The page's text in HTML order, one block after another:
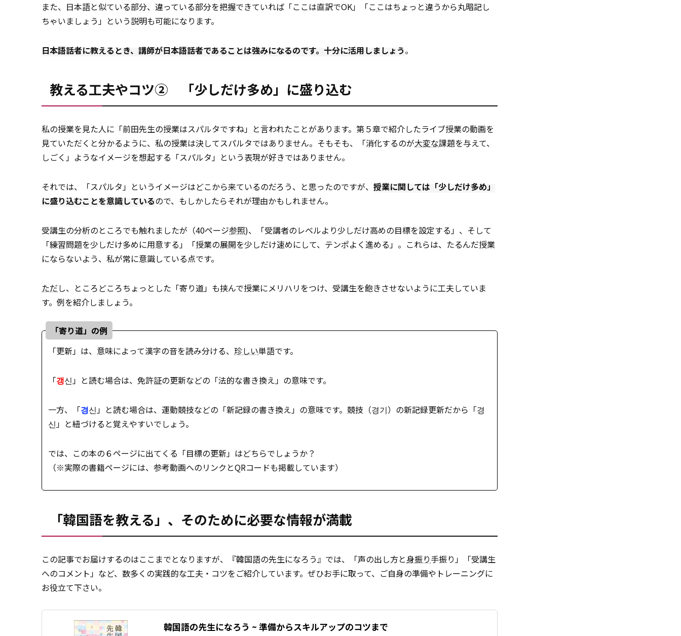
また、日本語と似ている部分、違っている部分を把握できていれば「ここは直訳でOK」「ここはちょっと違うから丸暗記し
ちゃいましょう」という説明も可能になります。
日本語話者に教えるとき、講師が日本語話者であることは強みになるのです。十分に活用しましょう。
教える工夫やコツ② 「少しだけ多め」に盛り込む
私の授業を見た人に「前田先生の授業はスパルタですね」と言われたことがあります。第５章で紹介したライブ授業の動画を
見ていただくと分かるように、私の授業は決してスパルタではありません。そもそも、「消化するのが大変な課題を与えて、
しごく」ようなイメージを想起する「スパルタ」という表現が好きではありません。
それでは、「スパルタ」というイメージはどこから来ているのだろう、と思ったのですが、 授業に関しては「少しだけ多め」
に盛り込むことを意識しているので、もしかしたらそれが理由かもしれません。
受講生の分析のところでも触れましたが（40ページ参照)、「受講者のレベルより少しだけ高めの目標を設定する」、そして
「練習問題を少しだけ多めに用意する」「授業の展開を少しだけ速めにして、テンポよく進める」。これらは、たるんだ授業
にならないよう、私が常に意識している点です。
ただし、ところどころちょっとした「寄り道」も挟んで授業にメリハリをつけ、受講生を飽きさせないように工夫していま
す。例を紹介しましょう。
「寄り道」の例
「更新」は、意味によって漢字の音を読み分ける、 珍しい単語です。
「갱신」と読む場合は、免許証の更新などの「法的な書き換え」の意味です。
一方、「경신」と読む場合は、運動競技などの「新記録の書き換え」の意味です。競技（경기）の新記録更新だから「경
신」と紐づけると覚えやすいでしょう。
では、この本の６ページに出てくる「目標の更新」はどちらでしょうか？
（※実際の書籍ページには、参考動画へのリンクとQRコードも掲載しています）
「韓国語を教える」、そのために必要な情報が満載
この記事でお届けするのはここまでとなりますが、『韓国語の先生になろう』では、「声の出し方と身振り手振り」「受講生
へのコメント」など、数多くの実践的な工夫・コツをご紹介しています。ぜひお手に取って、ご自身の準備やトレーニングに
お役立て下さい。
韓国語の先生になろう ~ 準備からスキルアップのコツまで